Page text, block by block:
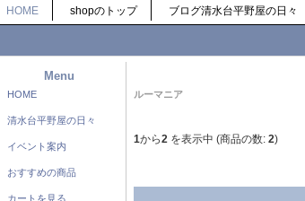
HOME shopのトップ ブログ清水台平野屋の日々
Menu
HOME
清水台平野屋の日々
イベント案内
おすすめの商品
カートを見る
ルーマニア
1から2 を表示中 (商品の数: 2)